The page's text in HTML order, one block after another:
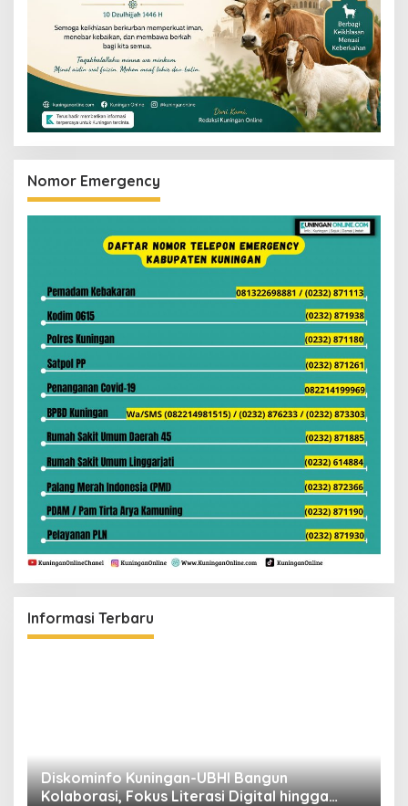
Nomor Emergency
Informasi Terbaru
Diskominfo Kuningan-UBHI Bangun
Kolaborasi, Fokus Literasi Digital hingga